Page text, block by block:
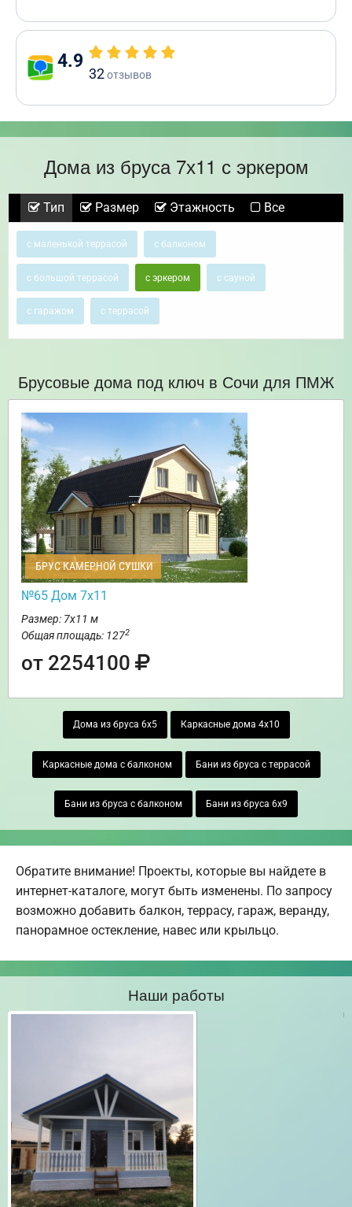
4.9
32отзывов
Дома из бруса 7х11 с эркером
Тип Размер Этажность Все
с маленькой террасой с балконом
с большой террасой с эркером с сауной
с гаражом с террасой
Брусовые дома под ключ в Сочи для ПМЖ
БРУС КАМЕРНОЙ СУШКИ
№65 Дом 7х11
Размер: 7х11 м
Общая площадь: 1272
от 2254100
Дома из бруса 6х5 Каркасные дома 4х10
Каркасные дома с балконом Бани из бруса с террасой
Бани из бруса с балконом Бани из бруса 6х9
Обратите внимание! Проекты, которые вы найдете в
интернет-каталоге, могут быть изменены. По запросу
возможно добавить балкон, террасу, гараж, веранду,
панорамное остекление, навес или крыльцо.
Наши работы